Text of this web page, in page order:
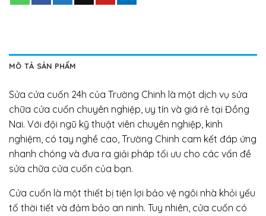
MÔ TẢ SẢN PHẨM
Sửa cửa cuốn 24h của Trường Chinh là một dịch vụ sửa
chữa cửa cuốn chuyên nghiệp, uy tín và giá rẻ tại Đồng
Nai. Với đội ngũ kỹ thuật viên chuyên nghiệp, kinh
nghiệm, có tay nghề cao, Trường Chinh cam kết đáp ứng
nhanh chóng và đưa ra giải pháp tối ưu cho các vấn đề
sửa chữa cửa cuốn của bạn.
Cửa cuốn là một thiết bị tiện lợi bảo vệ ngôi nhà khỏi yếu
tố thời tiết và đảm bảo an ninh. Tuy nhiên, cửa cuốn có